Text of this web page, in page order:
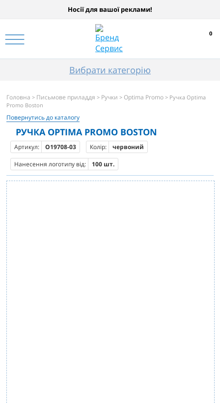
Носії для вашої реклами!
0
Вибрати категорію
Головна > Письмове приладдя > Ручки > Optima Promo > Ручка Optima
Promo Boston
Повернутись до каталогу
РУЧКА OPTIMA PROMO BOSTON
Артикул: O19708-03 Колір: червоний
Нанесення логотипу від: 100 шт.